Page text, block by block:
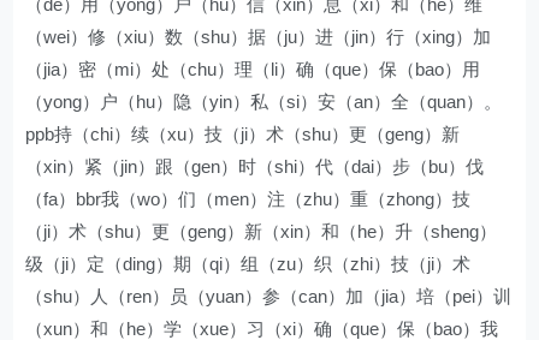
（de）用（yong）户（hu）信（xin）息（xi）和（he）维
（wei）修（xiu）数（shu）据（ju）进（jin）行（xing）加
（jia）密（mi）处（chu）理（li）确（que）保（bao）用
（yong）户（hu）隐（yin）私（si）安（an）全（quan）。
ppb持（chi）续（xu）技（ji）术（shu）更（geng）新
（xin）紧（jin）跟（gen）时（shi）代（dai）步（bu）伐
（fa）bbr我（wo）们（men）注（zhu）重（zhong）技
（ji）术（shu）更（geng）新（xin）和（he）升（sheng）
级（ji）定（ding）期（qi）组（zu）织（zhi）技（ji）术
（shu）人（ren）员（yuan）参（can）加（jia）培（pei）训
（xun）和（he）学（xue）习（xi）确（que）保（bao）我